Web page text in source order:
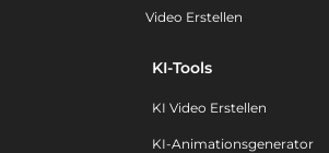
Video Erstellen
KI-Tools
KI Video Erstellen
KI-Animationsgenerator